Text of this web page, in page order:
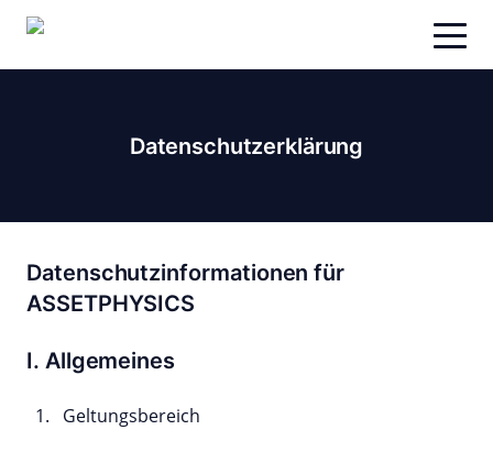
Zum
Inhalt
springen
Datenschutz­erklärung
Datenschutzinformationen für
ASSETPHYSICS
I. Allgemeines
Geltungsbereich